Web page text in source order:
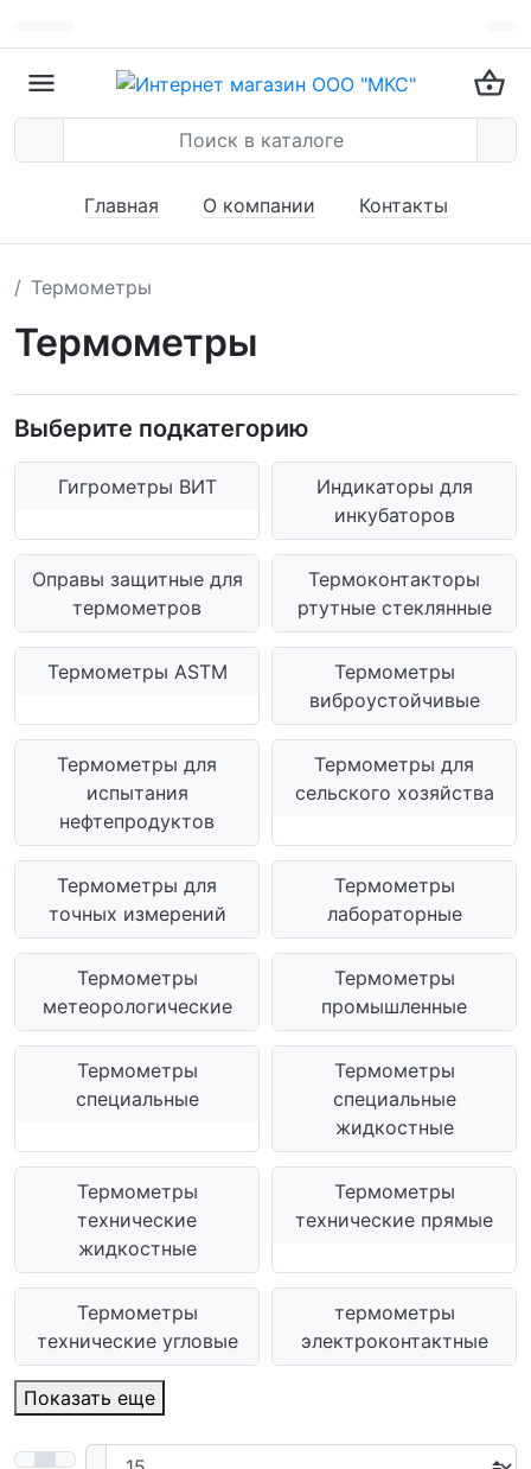
Главная О компании Контакты
Термометры
Термометры
Выберите подкатегорию
Гигрометры ВИТ
Индикаторы для
инкубаторов
Оправы защитные для
термометров
Термоконтакторы
ртутные стеклянные
Термометры ASTM
Термометры
виброустойчивые
Термометры для
испытания
нефтепродуктов
Термометры для
сельского хозяйства
Термометры для
точных измерений
Термометры
лабораторные
Термометры
метеорологические
Термометры
промышленные
Термометры
специальные
Термометры
специальные
жидкостные
Термометры
технические
жидкостные
Термометры
технические прямые
Термометры
технические угловые
термометры
электроконтактные
Показать еще